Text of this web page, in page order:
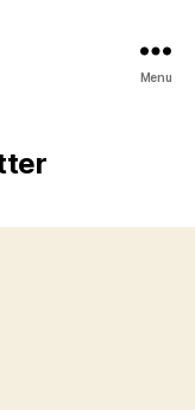
Menu